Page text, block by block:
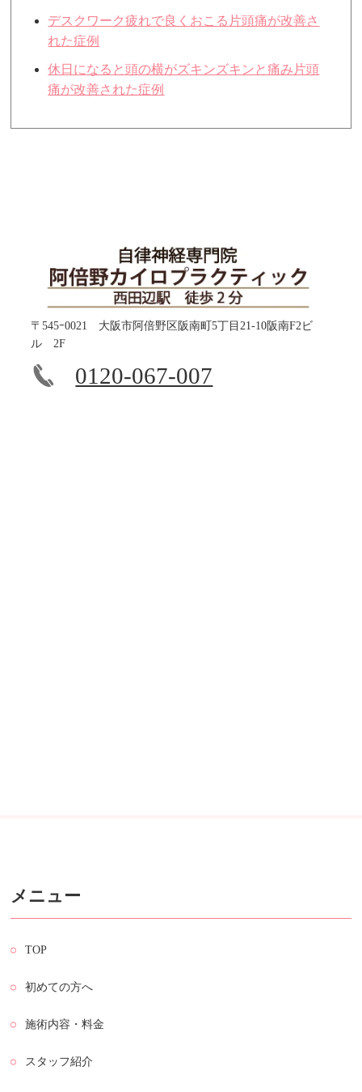
デスクワーク疲れで良くおこる片頭痛が改善さ
れた症例
休日になると頭の横がズキンズキンと痛み片頭
痛が改善された症例
〒545ｰ0021 大阪市阿倍野区阪南町5丁目21-10阪南F2ビ
ル 2F
0120-067-007
メニュー
TOP
初めての方へ
施術内容・料金
スタッフ紹介